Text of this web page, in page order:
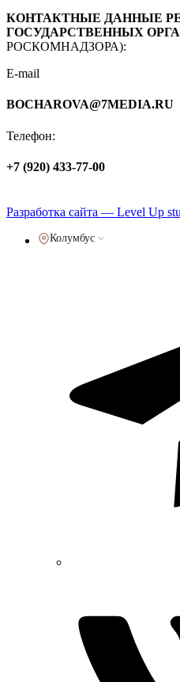
КОНТАКТНЫЕ ДАННЫЕ
ГОСУДАРСТВЕННЫХ
РОСКОМНАДЗОРА):
E-mail
BOCHAROVA@7MEDIA.RU
Телефон:
+7 (920) 433-77-00
Разработка сайта — Level Up
Колумбус